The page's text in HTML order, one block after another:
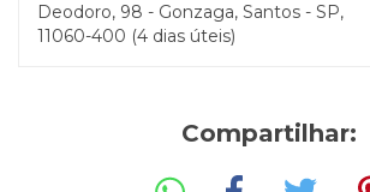
Deodoro, 98 - Gonzaga, Santos - SP,
11060-400 (4 dias úteis)
Compartilhar: